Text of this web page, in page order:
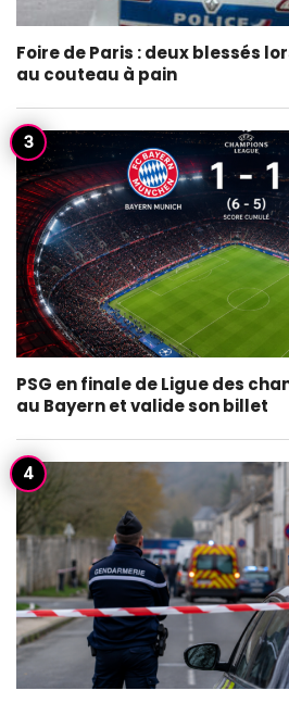
Foire de Paris : deux blessés
au couteau à pain
PSG en finale de Ligue des
au Bayern et valide son billet